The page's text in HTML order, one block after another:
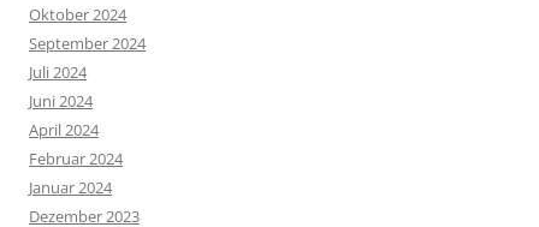
Oktober 2024
September 2024
Juli 2024
Juni 2024
April 2024
Februar 2024
Januar 2024
Dezember 2023